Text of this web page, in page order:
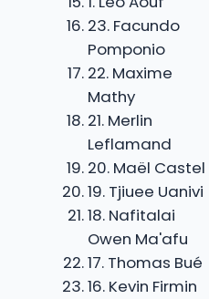
23. Facundo
Pomponio
22. Maxime
Mathy
21. Merlin
Leflamand
20. Maël Castel
19. Tjiuee Uanivi
18. Nafitalai
Owen Ma'afu
17. Thomas Bué
16. Kevin Firmin